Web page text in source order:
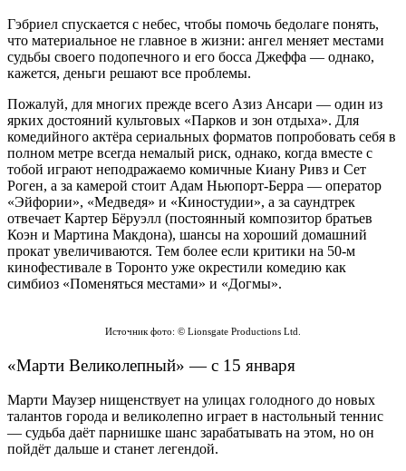
Гэбриел спускается с небес, чтобы помочь бедолаге понять,
что материальное не главное в жизни: ангел меняет местами
судьбы своего подопечного и его босса Джеффа — однако,
кажется, деньги решают все проблемы.
Пожалуй, для многих прежде всего Азиз Ансари — один из
ярких достояний культовых «Парков и зон отдыха». Для
комедийного актёра сериальных форматов попробовать себя в
полном метре всегда немалый риск, однако, когда вместе с
тобой играют неподражаемо комичные Киану Ривз и Сет
Роген, а за камерой стоит Адам Ньюпорт-Берра — оператор
«Эйфории», «Медведя» и «Киностудии», а за саундтрек
отвечает Картер Бёруэлл (постоянный композитор братьев
Коэн и Мартина Макдона), шансы на хороший домашний
прокат увеличиваются. Тем более если критики на 50-м
кинофестивале в Торонто уже окрестили комедию как
симбиоз «Поменяться местами» и «Догмы».
Источник фото: © Lionsgate Productions Ltd.
«Марти Великолепный» — с 15 января
Марти Маузер нищенствует на улицах голодного до новых
талантов города и великолепно играет в настольный теннис
— судьба даёт парнишке шанс зарабатывать на этом, но он
пойдёт дальше и станет легендой.